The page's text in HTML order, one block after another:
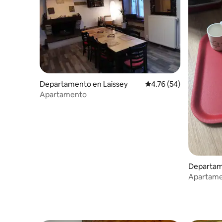
Departamento en Laissey Calificación promedio:
4.76 (54)
Apartamento